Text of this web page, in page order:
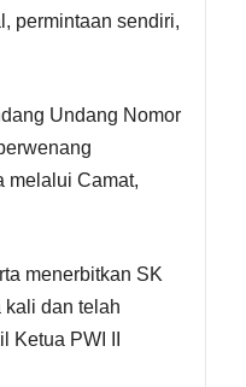
permintaan sendiri,
Undang Nomor
melalui Camat,
menerbitkan SK
kali dan telah
PWI II